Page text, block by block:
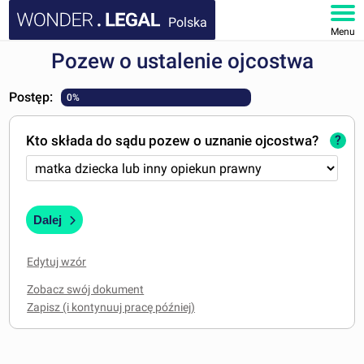
Polska
Menu
STRONA GŁÓWNA
DOKUMENTY
FAQ
Pozew o ustalenie ojcostwa
Postęp: 0%
Kto składa do sądu pozew o uznanie ojcostwa? ?
Dalej
Edytuj wzór
Zobacz swój dokument